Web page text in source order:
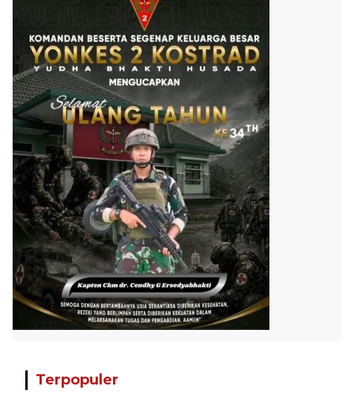
Terpopuler